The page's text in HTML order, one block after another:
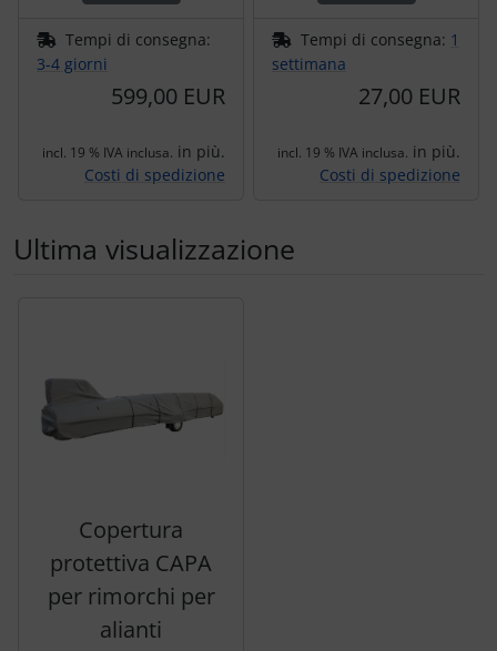
Tempi di consegna:
3-4 giorni
599,00 EUR
incl. 19 % IVA inclusa. in più.
Costi di spedizione
Tempi di consegna: 1
settimana
27,00 EUR
incl. 19 % IVA inclusa. in più.
Costi di spedizione
Ultima visualizzazione
Copertura
protettiva CAPA
per rimorchi per
alianti